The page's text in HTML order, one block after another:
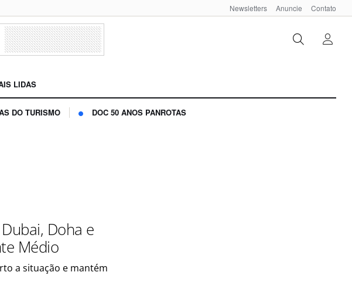
Newsletters Anuncie Contato
LIDAS
DO TURISMO DOC 50 ANOS PANROTAS
Doha e
Médio
a situação e mantém